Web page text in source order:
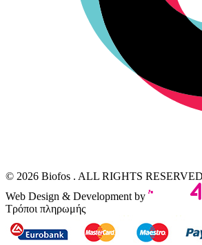
© 2026 Biofos . ALL RIGHTS RESERVED
Web Design & Development by
Τρόποι πληρωμής